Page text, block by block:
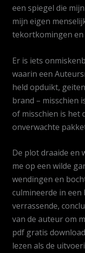
een spiegel die
mijn eigen
tekortkomingen
Er is iets
waarin een
held opduikt,
brand – misschien
of misschien is het
onverwachte
De plot draaide en
me op een wilde
wendingen en
culmineerde in
verrassende,
van de auteur om
pdf gratis
lezen als de